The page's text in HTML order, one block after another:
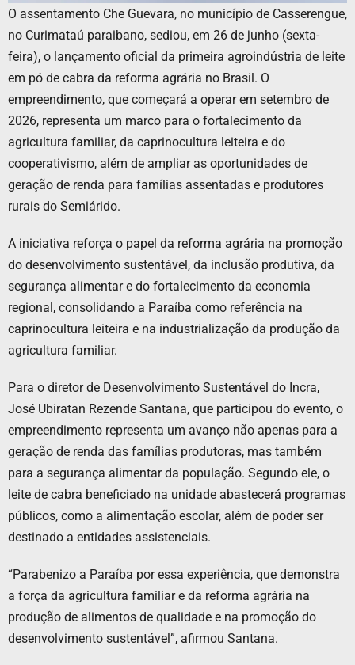
O assentamento Che Guevara, no município de Casserengue,
no Curimataú paraibano, sediou, em 26 de junho (sexta-
feira), o lançamento oficial da primeira agroindústria de leite
em pó de cabra da reforma agrária no Brasil. O
empreendimento, que começará a operar em setembro de
2026, representa um marco para o fortalecimento da
agricultura familiar, da caprinocultura leiteira e do
cooperativismo, além de ampliar as oportunidades de
geração de renda para famílias assentadas e produtores
rurais do Semiárido.
A iniciativa reforça o papel da reforma agrária na promoção
do desenvolvimento sustentável, da inclusão produtiva, da
segurança alimentar e do fortalecimento da economia
regional, consolidando a Paraíba como referência na
caprinocultura leiteira e na industrialização da produção da
agricultura familiar.
Para o diretor de Desenvolvimento Sustentável do Incra,
José Ubiratan Rezende Santana, que participou do evento, o
empreendimento representa um avanço não apenas para a
geração de renda das famílias produtoras, mas também
para a segurança alimentar da população. Segundo ele, o
leite de cabra beneficiado na unidade abastecerá programas
públicos, como a alimentação escolar, além de poder ser
destinado a entidades assistenciais.
“Parabenizo a Paraíba por essa experiência, que demonstra
a força da agricultura familiar e da reforma agrária na
produção de alimentos de qualidade e na promoção do
desenvolvimento sustentável”, afirmou Santana.